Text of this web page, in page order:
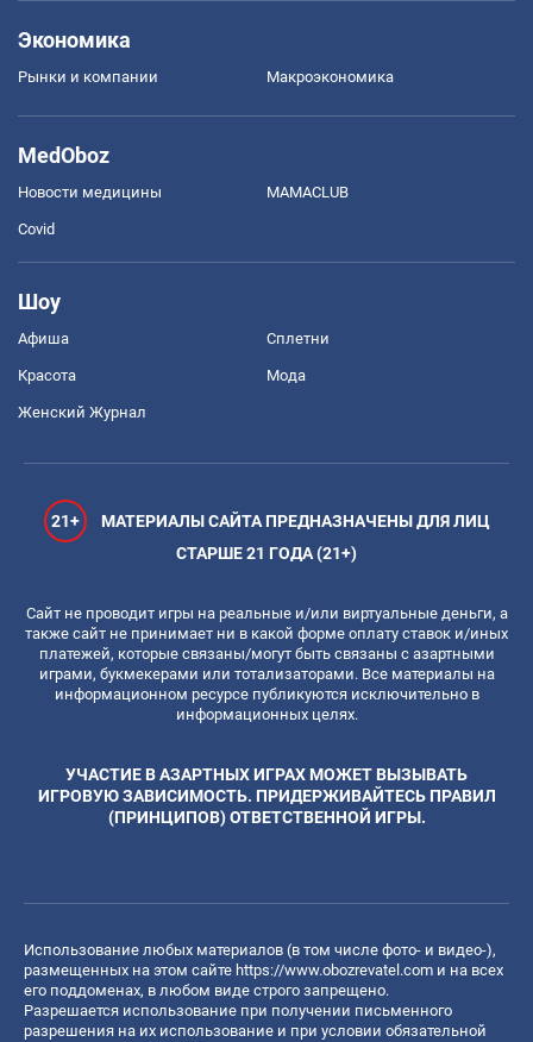
Экономика
Рынки и компании Mакроэкономика
MedOboz
Новости медицины MAMACLUB
Covid
Шоу
Афиша Сплетни
Красота Мода
Женский Журнал
21+
МАТЕРИАЛЫ САЙТА ПРЕДНАЗНАЧЕНЫ ДЛЯ ЛИЦ
СТАРШЕ 21 ГОДА (21+)
Сайт не проводит игры на реальные и/или виртуальные деньги, а
также сайт не принимает ни в какой форме оплату ставок и/иных
платежей, которые связаны/могут быть связаны с азартными
играми, букмекерами или тотализаторами. Все материалы на
информационном ресурсе публикуются исключительно в
информационных целях.
УЧАСТИЕ В АЗАРТНЫХ ИГРАХ МОЖЕТ ВЫЗЫВАТЬ
ИГРОВУЮ ЗАВИСИМОСТЬ. ПРИДЕРЖИВАЙТЕСЬ ПРАВИЛ
(ПРИНЦИПОВ) ОТВЕТСТВЕННОЙ ИГРЫ.
Использование любых материалов (в том числе фото- и видео-),
размещенных на этом сайте https://www.obozrevatel.com и на всех
его поддоменах, в любом виде строго запрещено.
Разрешается использование при получении письменного
разрешения на их использование и при условии обязательной